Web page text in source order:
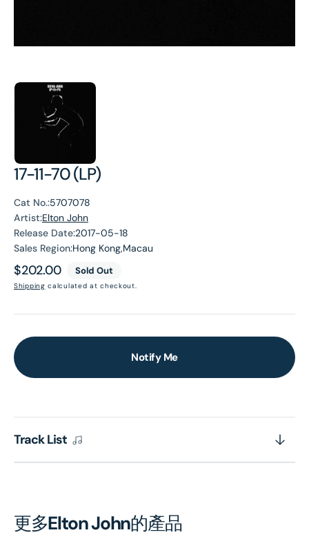
17-11-70 (LP)
Cat No.:5707078
Artist:Elton John
Release Date:2017-05-18
Sales Region:Hong Kong,Macau
Regular
price
$202.00 Sold Out
Shipping calculated at checkout.
Notify Me
Track List
更多Elton John的產品